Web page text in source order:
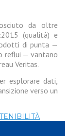
da oltre
(qualità) e
di punta —
reflui — vantano
Veritas.
esplorare dati,
verso un